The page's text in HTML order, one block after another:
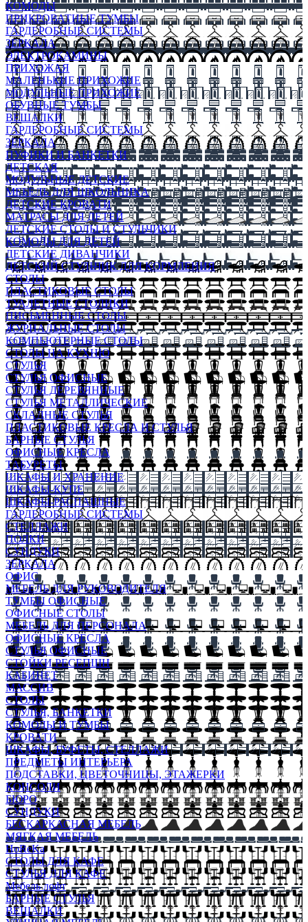
КОМОДЫ
ПРИКРОВАТНЫЕ ТУМБЫ
ГАРДЕРОБНЫЕ СИСТЕМЫ
ЗЕРКАЛА
ЭЛЕКТРОКАМИНЫ
ПРИХОЖАЯ
МАЛЕНЬКИЕ ПРИХОЖИЕ
МОДУЛЬНЫЕ ПРИХОЖИЕ
ОБУВНЫЕ ТУМБЫ
ВЕШАЛКИ
ГАРДЕРОБНЫЕ СИСТЕМЫ
ЗЕРКАЛА
ПУФИКИ И БАНКЕТКИ
ДЕТСКАЯ
МОДУЛЬНЫЕ ДЕТСКИЕ
МЕБЕЛЬ ДЛЯ ШКОЛЬНИКА
ДЕТСКИЕ КРОВАТИ
МАТРАСЫ ДЛЯ ДЕТЕЙ
ДЕТСКИЕ СТОЛЫ И СТУЛЬЧИКИ
КОМОДЫ ДЛЯ ДЕТЕЙ
ДЕТСКИЕ ДИВАНЧИКИ
ДЕТСКИЙ СТУЛЬЧИК ДЛЯ КОРМЛЕНИЯ
СТОЛЫ
ПЛАСТИКОВЫЕ СТОЛЫ
ТУАЛЕТНЫЕ СТОЛИКИ
ПИСЬМЕННЫЕ СТОЛЫ
ЖУРНАЛЬНЫЕ СТОЛЫ
КОМПЬЮТЕРНЫЕ СТОЛЫ
СТОЛЫ НА КУХНЮ
СТУЛЬЯ
СТУЛЬЯ ОФИСНЫЕ
СТУЛЬЯ ДЕРЕВЯННЫЕ
СТУЛЬЯ МЕТАЛЛИЧЕСКИЕ
СКЛАДНЫЕ СТУЛЬЯ
ПЛАСТИКОВЫЕ КРЕСЛА И СТУЛЬЯ
БАРНЫЕ СТУЛЬЯ
ОФИСНЫЕ КРЕСЛА
ТАБУРЕТЫ
ШКАФЫ И ХРАНЕНИЕ
ШКАФЫ-КУПЕ
ШКАФЫ-РАСПАШНЫЕ
ГАРДЕРОБНЫЕ СИСТЕМЫ
СТЕЛЛАЖИ
ПОЛКИ
СУНДУКИ
ЗЕРКАЛА
ОФИС
МЕБЕЛЬ ДЛЯ РУКОВОДИТЕЛЯ
ТУМБЫ ОФИСНЫЕ
ОФИСНЫЕ СТОЛЫ
МЕБЕЛЬ ДЛЯ ПЕРСОНАЛА
ОФИСНЫЕ КРЕСЛА
СТУЛЬЯ ОФИСНЫЕ
СТОЙКИ РЕСЕПШН
КАБИНЕТ
МАССИВ
СТОЛЫ
СТУЛЬЯ, БАНКЕТКИ
КОМОДЫ И ТУМБЫ
КРОВАТИ
ШКАФЫ, БУФЕТЫ, СТЕЛЛАЖИ
ПРЕДМЕТЫ ИНТЕРЬЕРА
ПОДСТАВКИ, ЦВЕТОЧНИЦЫ, ЭТАЖЕРКИ
КОНСОЛИ
БЮРО
СУНДУКИ
БЕСКАРКАСНАЯ МЕБЕЛЬ
МЯГКАЯ МЕБЕЛЬ
HoReKa
СТОЛЫ ДЛЯ КАФЕ
СТУЛЬЯ ДЛЯ КАФЕ
Мебель лофт
БАРНЫЕ СТУЛЬЯ
ВЕШАЛКИ